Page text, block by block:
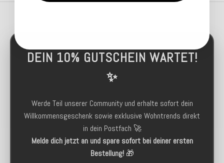
DEIN 10% GUTSCHEIN WARTET!
✨
Werde Teil unserer Community und erhalte sofort dein
Willkommensgeschenk sowie exklusive Wohntrends direkt
in dein Postfach 🚀
Melde dich jetzt an und spare sofort bei deiner ersten
Bestellung!🎁